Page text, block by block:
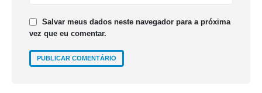
Salvar meus dados neste navegador para a próxima
vez que eu comentar.